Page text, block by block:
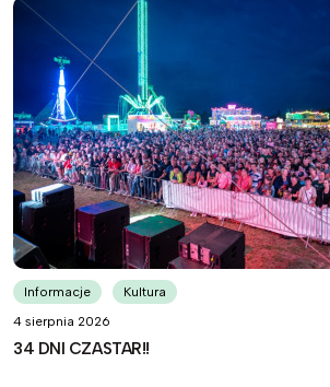
Informacje
Kultura
4 sierpnia 2026
34 DNI CZASTAR!!